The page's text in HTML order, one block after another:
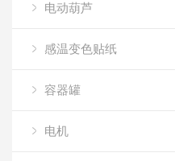
电动葫芦
感温变色贴纸
容器罐
电机